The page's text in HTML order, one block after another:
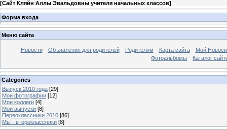
[Сайт Кляйн Аллы Эвальдовны учителя начальных классов]
Форма входа
Меню сайта
Новости Объявления для родителей Родителям Карта сайта
Мой
Фотоальбомы
Каталог
Categories
Выпуск 2010 года [29]
Мои фотографии [12]
Мои коллеги [4]
Мои выпуски [8]
Первоклассники 2010 [86]
Мы - второклассники [8]